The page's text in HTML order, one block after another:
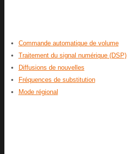
Commande automatique de volume
Traitement du signal numérique (DSP)
Diffusions de nouvelles
Fréquences de substitution
Mode régional